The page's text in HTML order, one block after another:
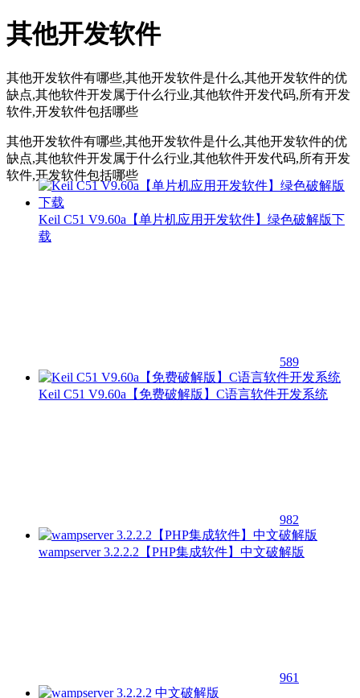
其他开发软件
其他开发软件有哪些,其他开发软件是什么,其他开发软件的优
缺点,其他软件开发属于什么行业,其他软件开发代码,所有开发
软件,开发软件包括哪些
其他开发软件有哪些,其他开发软件是什么,其他开发软件的优
缺点,其他软件开发属于什么行业,其他软件开发代码,所有开发
软件,开发软件包括哪些
Keil C51 V9.60a【单片机应用开发软件】绿色破解版下
载
589
Keil C51 V9.60a【免费破解版】C语言软件开发系统
982
wampserver 3.2.2.2【PHP集成软件】中文破解版
961